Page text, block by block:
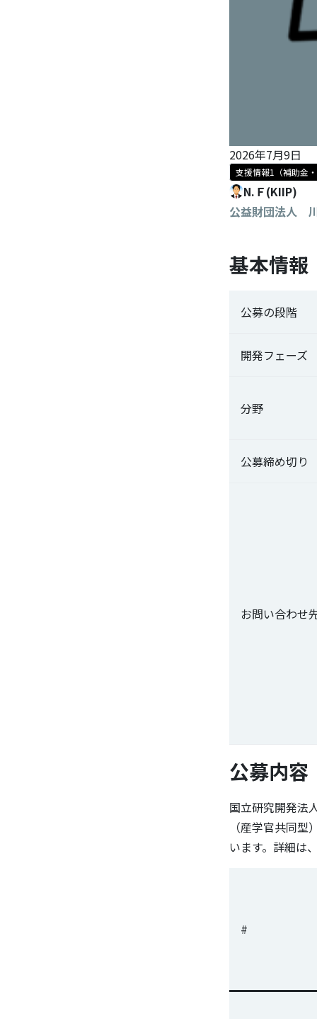
2026年7月9日
支援情報1（補助金
N.Ｆ(KIIP)
公益財団法人
基本情報
公募の段階
開発フェーズ
分野
公募締め切り
お問い合わせ
公募内容
国立研究開発法
（産学官共同
います。詳細は
#